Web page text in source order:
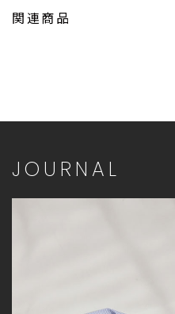
関連商品
JOURNAL